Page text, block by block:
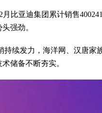
比亚迪集团累计销售
强劲。
持续发力，海洋网、汉唐家
储备不断夯实。